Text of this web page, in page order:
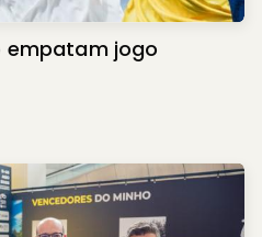
empatam jogo